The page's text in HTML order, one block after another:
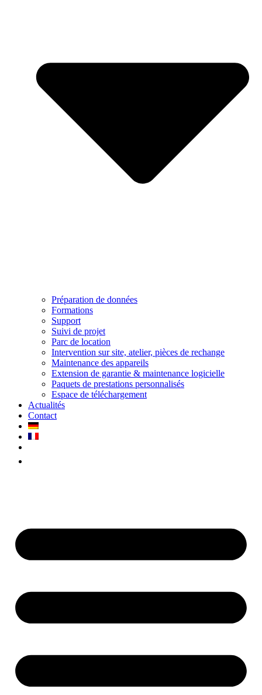
Préparation de données
Formations
Support
Suivi de projet
Parc de location
Intervention sur site, atelier, pièces de rechange
Maintenance des appareils
Extension de garantie & maintenance logicielle
Paquets de prestations personnalisés
Espace de téléchargement
Actualités
Contact